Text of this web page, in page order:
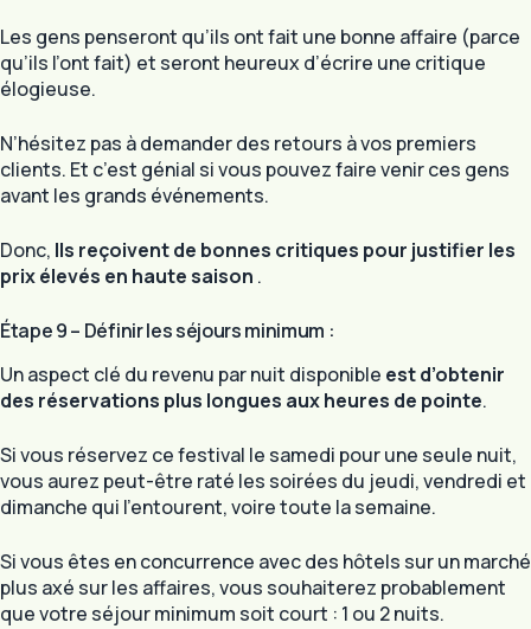
Les gens penseront qu’ils ont fait une bonne affaire (parce
qu’ils l’ont fait) et seront heureux d’écrire une critique
élogieuse.
N’hésitez pas à demander des retours à vos premiers
clients. Et c’est génial si vous pouvez faire venir ces gens
avant les grands événements.
Donc, Ils reçoivent de bonnes critiques pour justifier les
prix élevés en haute saison .
Étape 9 – Définir les séjours minimum :
Un aspect clé du revenu par nuit disponible est d’obtenir
des réservations plus longues aux heures de pointe.
Si vous réservez ce festival le samedi pour une seule nuit,
vous aurez peut-être raté les soirées du jeudi, vendredi et
dimanche qui l’entourent, voire toute la semaine.
Si vous êtes en concurrence avec des hôtels sur un marché
plus axé sur les affaires, vous souhaiterez probablement
que votre séjour minimum soit court : 1 ou 2 nuits.